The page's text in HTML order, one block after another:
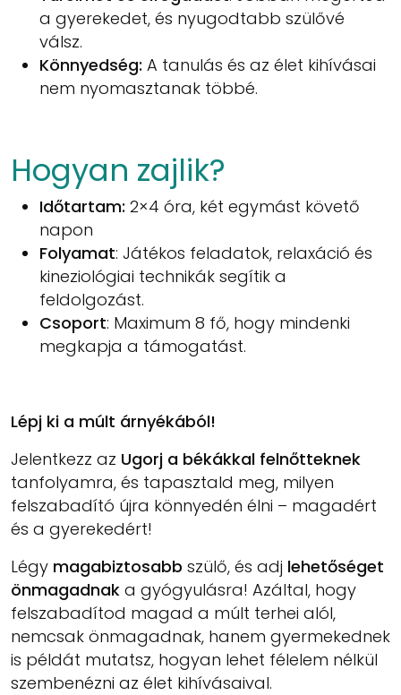
a gyerekedet, és nyugodtabb szülővé
válsz.
Könnyedség: A tanulás és az élet kihívásai
nem nyomasztanak többé.
Hogyan zajlik?
Időtartam: 2×4 óra, két egymást követő
napon
Folyamat: Játékos feladatok, relaxáció és
kineziológiai technikák segítik a
feldolgozást.
Csoport: Maximum 8 fő, hogy mindenki
megkapja a támogatást.
Lépj ki a múlt árnyékából!
Jelentkezz az Ugorj a békákkal felnőtteknek
tanfolyamra, és tapasztald meg, milyen
felszabadító újra könnyedén élni – magadért
és a gyerekedért!
Légy magabiztosabb szülő, és adj lehetőséget
önmagadnak a gyógyulásra! Azáltal, hogy
felszabadítod magad a múlt terhei alól,
nemcsak önmagadnak, hanem gyermekednek
is példát mutatsz, hogyan lehet félelem nélkül
szembenézni az élet kihívásaival.